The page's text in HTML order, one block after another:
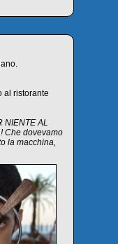
al ristorante
NIENTE AL
Che dovevamo
la macchina,